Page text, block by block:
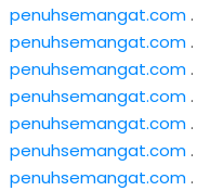
penuhsemangat.com.
penuhsemangat.com.
penuhsemangat.com.
penuhsemangat.com.
penuhsemangat.com.
penuhsemangat.com.
penuhsemangat.com.